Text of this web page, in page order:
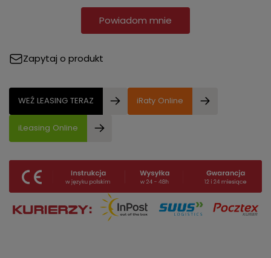
Powiadom mnie
Zapytaj o produkt
WEŹ LEASING TERAZ iRaty Online
iLeasing Online